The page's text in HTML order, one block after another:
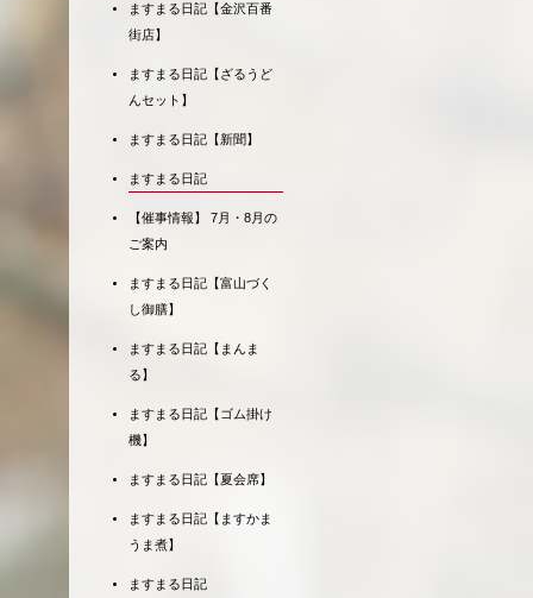
ますまる日記【金沢百番
街店】
ますまる日記【ざるうど
んセット】
ますまる日記【新聞】
ますまる日記
【催事情報】 7月・8月の
ご案内
ますまる日記【富山づく
し御膳】
ますまる日記【まんま
る】
ますまる日記【ゴム掛け
機】
ますまる日記【夏会席】
ますまる日記【ますかま
うま煮】
ますまる日記